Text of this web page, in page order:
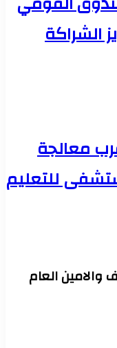
الشراكة
معالجة
للتعليم
والامين العام